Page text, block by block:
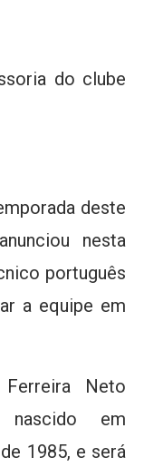
do clube
deste
nesta
português
a equipe em
Neto
nascido em
1985, e será